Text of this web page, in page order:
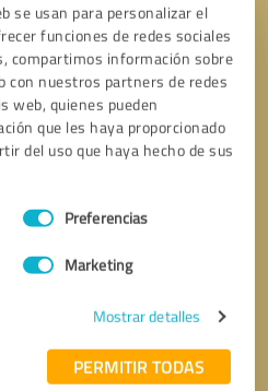
se usan para personalizar el
funciones de redes sociales
compartimos información sobre
con nuestros partners de redes
web, quienes pueden
que les haya proporcionado
del uso que haya hecho de sus
Preferencias
Marketing
Mostrar detalles
PERMITIR TODAS
* campos obligatorios